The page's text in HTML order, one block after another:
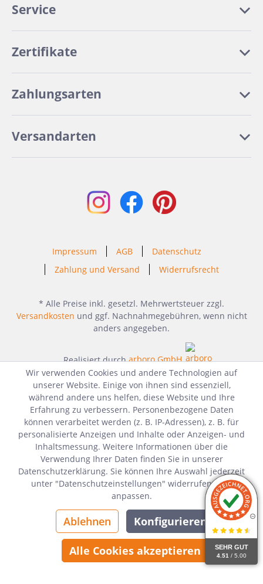
SEHR GUT
4.51 / 5.00
Service
Zertifikate
Zahlungsarten
Versandarten
Impressum AGB
Datenschutz
Zahlung und Versand
Widerrufsrecht
* Alle Preise inkl. gesetzl. Mehrwertsteuer zzgl.
Versandkosten und ggf. Nachnahmegebühren, wenn nicht
anders angegeben.
Realisiert durcharboro GmbH
Wir verwenden Cookies und andere Technologien auf
unserer Website. Einige von ihnen sind essenziell,
während andere uns helfen, diese Website und Ihre
Erfahrung zu verbessern. Personenbezogene Daten
können verarbeitet werden (z. B. IP-Adressen), z. B. für
personalisierte Anzeigen und Inhalte oder Anzeigen- und
Inhaltsmessung. Weitere Informationen über die
Verwendung Ihrer Daten finden Sie in unserer
Datenschutzerklärung. Sie können Ihre Auswahl jederzeit
unter "Datenschutzeinstellungen" widerrufen oder
anpassen.
Ablehnen Konfigurieren
Alle Cookies akzeptieren